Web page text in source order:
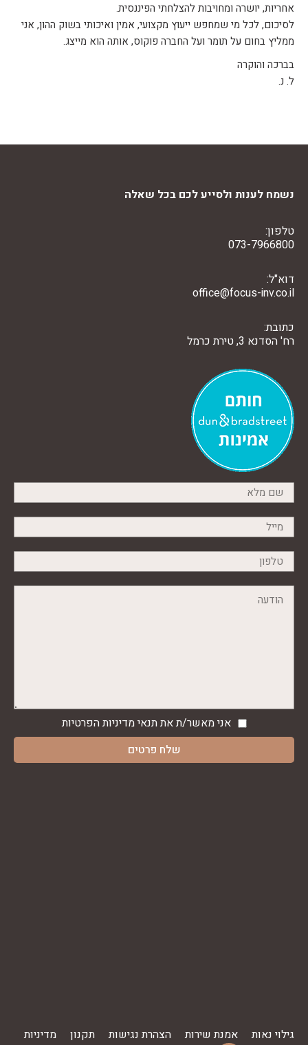
אחריות, יושרה ומחויבות להצלחתי הפיננסית.
לסיכום, לכל מי שמחפש ייעוץ מקצועי, אמין ואיכותי בשוק ההון, אני
ממליץ בחום על תומר ועל החברה פוקוס, אותה הוא מייצג.
בברכה והוקרה
ל. נ.
נשמח לענות ולסייע לכם בכל שאלה
טלפון:
073-7966800
דוא"ל:
office@focus-inv.co.il
כתובת:
רח' הסדנא 3, טירת כרמל
אני מאשר/ת את תנאימדיניות הפרטיות
גילוי נאות אמנת שירות הצהרת נגישות תקנון מדיניות